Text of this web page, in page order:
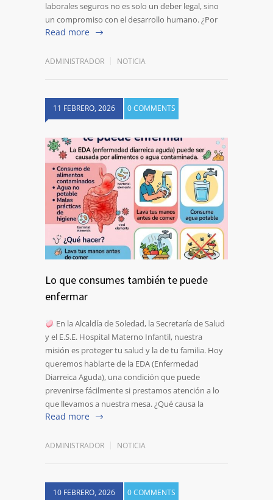
laborales seguros no es solo un deber legal, sino
un compromiso con el desarrollo humano. ¿Por
Read more
ADMINISTRADOR NOTICIA
11 FEBRERO, 2026 0 COMMENTS
Lo que consumes también te puede
enfermar
En la Alcaldía de Soledad, la Secretaría de Salud
y el E.S.E. Hospital Materno Infantil, nuestra
misión es proteger tu salud y la de tu familia. Hoy
queremos hablarte de la EDA (Enfermedad
Diarreica Aguda), una condición que puede
prevenirse fácilmente si prestamos atención a lo
que llevamos a nuestra mesa. ¿Qué causa la
Read more
ADMINISTRADOR NOTICIA
10 FEBRERO, 2026 0 COMMENTS